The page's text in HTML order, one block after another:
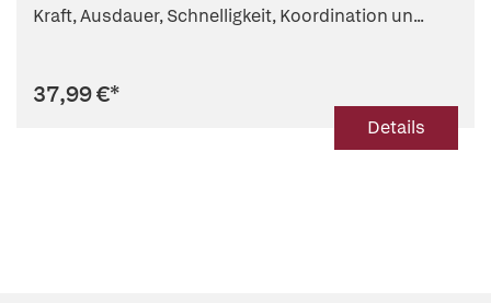
Kraft, Ausdauer, Schnelligkeit, Koordination un...
37,99 €*
Details